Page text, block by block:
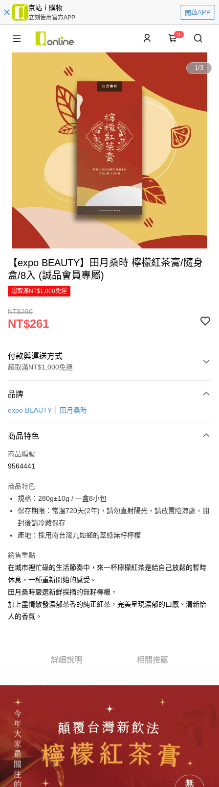
京站ｉ購物
立刻使用官方APP
開啟APP
0
1/3
【expo BEAUTY】田月桑時 檸檬紅茶膏/隨身
盒/8入 (誠品會員專屬)
超取滿NT$1,000免運
NT$290
NT$261
付款與運送方式
超取滿NT$1,000免運
信用卡一次付款
Apple Pay
街口支付
Google Pay
全盈+PAY
大哥付你分期
相關說明
1.本服務由台灣大哥大提供，台灣大哥大用戶可立即使用無須另外申請。
2.付款方式選擇「大哥付你分期」，訂單成立後會自動跳轉到大哥付的交易
流程，驗證手機門號後，選擇欲分期的期數、繳款截止日，確認付款後即完
成交易。
3.實際核准額度、可分期數及費用金額請依後續交易確認頁面所載為準。
4.訂單成立30分鐘內，如未前往確認交易或遇審核未通過，訂單將自動取
消。如遇「轉專審核」未通過狀況，表示未達大哥付你分期系統評分，恕無
法說明評估內容。
2.透過簡訊連結打開帳單後，可選擇「超商條碼／台灣大直營門市／銀行轉
帳／街口支付／iPASS MONEY」等通路繳費。
用戶於交易時，得透過本服務購買商品或服務，並由商店將買賣／分期付款
買賣價金債權讓與本公司後，依約使用本公司帳單繳交帳款。
2.基於同意付款使用「大哥付你分期」之契約關係目的，商店將以您的個人
資料（包含姓名、電話或地址）提供予台灣大哥大進項蒐集、處理及利用，
由本公司與您本人進行分期帳單所需資料之確認、核對及更正。
3.完整用戶服務條款，請詳閱以下連結：https://oppay.tw/userRule
AFTEE先享後付
相關說明
【關於「AFTEE先享後付」】
AFTEE先享後付是「在收到商品之後才付款」的支付方式。 讓您購物簡單
１．簡單：不需註冊會員、不需綁卡、不需儲值。
２．便利：只要手機號碼，簡訊認證，即可結帳。
結帳頁面，進行簡訊認證並確認金額後，即可完成結帳。
ATM／網路銀行／等多元方式進行付款，方視為交易完成。
購買商品的店家。未經商家同意取消之訂單仍視為有效，需透過AFTEE先享
後付繳納相關費用。
※ 交易是否成功請以「AFTEE先享後付 」之結帳頁面顯示為準，若有關於
是否繳費成功／繳費後需取消欲退款等相關疑問，請聯繫「AFTEE先享後付
客戶支援中心」
【注意事項】
１．透過由恩沛科技股份有限公司提供之「AFTEE先享後付」服務完成之交
易，需依本服務之必要範圍內提供個人資料，並將交易相關給付款項請求債
權轉讓予恩沛科技股份有限公司。
ATM付款
運送方式
付款後7-11取貨
每筆NT$100，滿NT$1,200(含以上)免運費
京站台北店客服中心(1F星巴克旁) 即日起不提供京站紙袋，取件時
請自備購物袋，若需購買紙袋可現場詢問
免運費
品牌
expo BEAUTY 田月桑時
商品特色
商品編號
9564441
商品特色
規格：280g±10g / 一盒8小包
保存期限：常溫720天(2年)，請勿直射陽光，請放置陰涼處，開
封後請冷藏保存
產地：採用南台灣九如鄉的翠綠無籽檸檬
銷售重點
在城市裡忙碌的生活節奏中，來一杯檸檬紅茶是給自己放鬆的暫時
休息，一種重新開始的感受。
田月桑時嚴選新鮮採摘的無籽檸檬，
加上盡情散發濃郁茶香的純正紅茶，完美呈現濃郁的口感、清新怡
人的香氣。
詳細說明 相關推薦